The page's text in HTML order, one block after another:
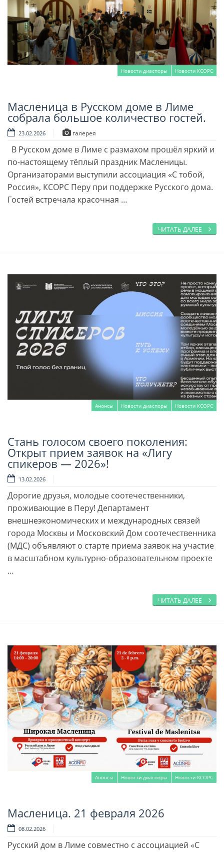
Новости диаспоры Новости КСОРС
Читать далее
Масленица в Русском доме в Лиме
собрала большое количество гостей.
23.02.2026 галерея
В Русском доме в Лиме с размахом прошёл яркий и
по-настоящему тёплый праздник Масленицы.
Организаторами выступили ассоциация «С тобой,
Россия», КСОРС Перу при поддержке Русского дома.
Гостей встречала красочная …
ЧИТАТЬ ДАЛЕЕ
Анонсы Новости диаспоры Новости КСОРС
Читать далее
Стань голосом своего поколения:
Открыт прием заявок на «Лигу
спикеров — 2026»!
13.02.2026
Дорогие друзья, молодые соотечественники,
проживающие в Перу! Департамент
внешнеэкономических и международных связей
города Москвы и Московский Дом соотечественника
(МДС) объявляют о старте приема заявок на участие
в масштабном культурно-образовательном проекте
…
ЧИТАТЬ ДАЛЕЕ
Анонсы Новости диаспоры Новости КСОРС
Читать далее
Масленица. 21 февраля 2026
08.02.2026
Русский дом в Лиме совместно с ассоциацией «С